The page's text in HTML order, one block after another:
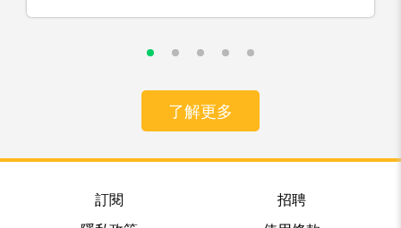
別。
了解更多
訂閱
招聘